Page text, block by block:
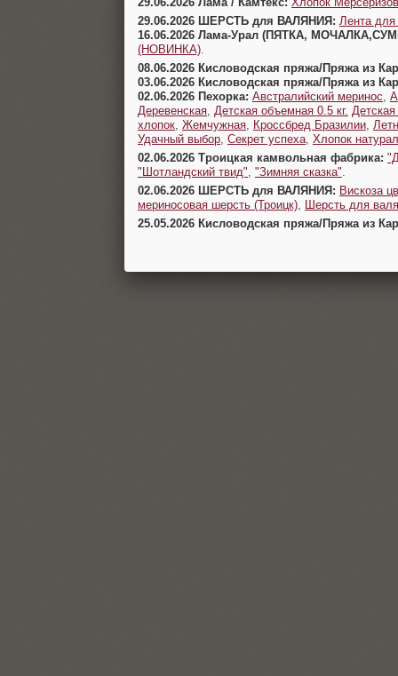
29.06.2026 ШЕРСТЬ для ВАЛЯНИЯ: Лента для
16.06.2026 Лама-Урал (ПЯТКА,
(НОВИНКА)
08.06.2026 Кисловодская пряжа/Пряжа из
03.06.2026 Кисловодская пряжа/Пряжа из
02.06.2026 Пехорка: Австралийский меринос
Деревенская Детская объемная 0.5 кг.
хлопок Жемчужная Кроссбред Бразилии
Удачный выбор Секрет успеха Хлопок
02.06.2026 Троицкая камвольная фабрика:
"Шотландский твид" "Зимняя сказка"
02.06.2026 ШЕРСТЬ для ВАЛЯНИЯ: Вискоза
мериносовая шерсть (Троицк)
Шерсть для
25.05.2026 Кисловодская пряжа/Пряжа из